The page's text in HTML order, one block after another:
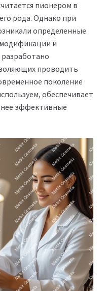
пионером в
рода. Однако при
определенные
и
проводить
поколение
обеспечивает
эффективные